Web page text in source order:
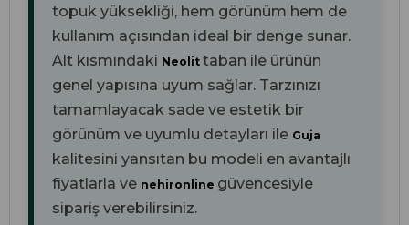
topuk yüksekliği, hem görünüm hem de
kullanım açısından ideal bir denge sunar.
Alt kısmındaki Neolit taban ile ürünün
genel yapısına uyum sağlar. Tarzınızı
tamamlayacak sade ve estetik bir
görünüm ve uyumlu detayları ile Guja
kalitesini yansıtan bu modeli en avantajlı
fiyatlarla ve nehironline güvencesiyle
sipariş verebilirsiniz.